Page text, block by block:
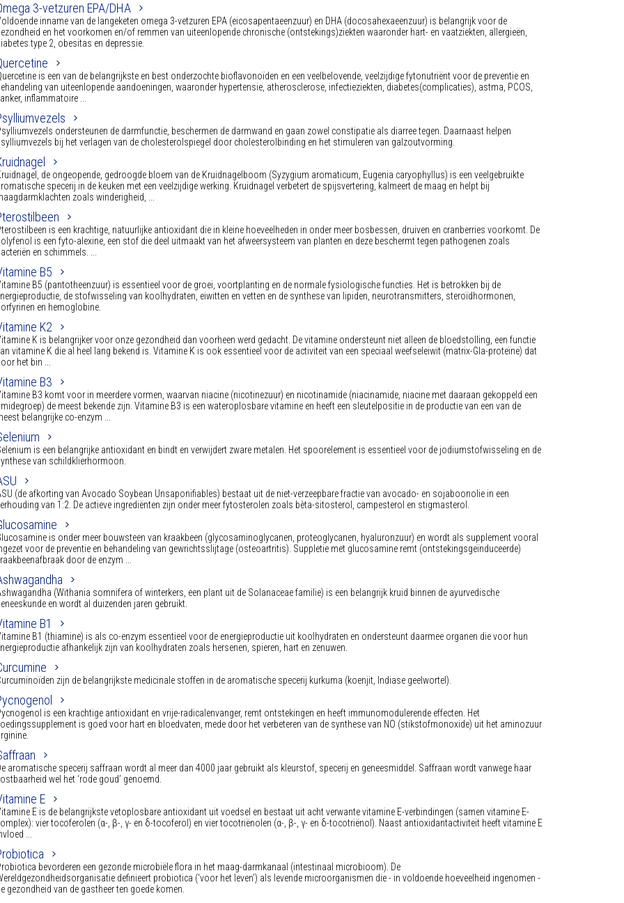
3-vetzuren EPA/DHA
inname van de langeketen omega 3-vetzuren EPA (eicosapentaeenzuur) en DHA (docosahexaeenzuur) is belangrijk voor de
en het voorkomen en/of remmen van uiteenlopende chronische (ontstekings)ziekten waaronder hart- en vaatziekten, allergieën,
type 2, obesitas en depressie.
is een van de belangrijkste en best onderzochte bioflavonoïden en een veelbelovende, veelzijdige fytonutriënt voor de preventie en
van uiteenlopende aandoeningen, waaronder hypertensie, atherosclerose, infectieziekten, diabetes(complicaties), astma, PCOS,
inflammatoire ...
ondersteunen de darmfunctie, beschermen de darmwand en gaan zowel constipatie als diarree tegen. Daarnaast helpen
bij het verlagen van de cholesterolspiegel door cholesterolbinding en het stimuleren van galzoutvorming.
de ongeopende, gedroogde bloem van de Kruidnagelboom (Syzygium aromaticum, Eugenia caryophyllus) is een veelgebruikte
specerij in de keuken met een veelzijdige werking. Kruidnagel verbetert de spijsvertering, kalmeert de maag en helpt bij
zoals winderigheid, ...
is een krachtige, natuurlijke antioxidant die in kleine hoeveelheden in onder meer bosbessen, druiven en cranberries voorkomt. De
is een fyto-alexine, een stof die deel uitmaakt van het afweersysteem van planten en deze beschermt tegen pathogenen zoals
en schimmels. ...
B5
B5 (pantotheenzuur) is essentieel voor de groei, voortplanting en de normale fysiologische functies. Het is betrokken bij de
de stofwisseling van koolhydraten, eiwitten en vetten en de synthese van lipiden, neurotransmitters, steroïdhormonen,
en hemoglobine.
K2
K is belangrijker voor onze gezondheid dan voorheen werd gedacht. De vitamine ondersteunt niet alleen de bloedstolling, een functie
vitamine K die al heel lang bekend is. Vitamine K is ook essentieel voor de activiteit van een speciaal weefseleiwit (matrix-Gla-proteïne) dat
het bin ...
B3
B3 komt voor in meerdere vormen, waarvan niacine (nicotinezuur) en nicotinamide (niacinamide, niacine met daaraan gekoppeld een
de meest bekende zijn. Vitamine B3 is een wateroplosbare vitamine en heeft een sleutelpositie in de productie van een van de
belangrijke co-enzym ...
is een belangrijke antioxidant en bindt en verwijdert zware metalen. Het spoorelement is essentieel voor de jodiumstofwisseling en de
van schildklierhormoon.
(de afkorting van Avocado Soybean Unsaponifiables) bestaat uit de niet-verzeepbare fractie van avocado- en sojaboonolie in een
van 1:2. De actieve ingrediënten zijn onder meer fytosterolen zoals bèta-sitosterol, campesterol en stigmasterol.
is onder meer bouwsteen van kraakbeen (glycosaminoglycanen, proteoglycanen, hyaluronzuur) en wordt als supplement vooral
voor de preventie en behandeling van gewrichtsslijtage (osteoartritis). Suppletie met glucosamine remt (ontstekingsgeïnduceerde)
door de enzym ...
(Withania somnifera of winterkers, een plant uit de Solanaceae familie) is een belangrijk kruid binnen de ayurvedische
en wordt al duizenden jaren gebruikt.
B1
B1 (thiamine) is als co-enzym essentieel voor de energieproductie uit koolhydraten en ondersteunt daarmee organen die voor hun
afhankelijk zijn van koolhydraten zoals hersenen, spieren, hart en zenuwen.
zijn de belangrijkste medicinale stoffen in de aromatische specerij kurkuma (koenjit, Indiase geelwortel).
is een krachtige antioxidant en vrije-radicalenvanger, remt ontstekingen en heeft immunomodulerende effecten. Het
is goed voor hart en bloedvaten, mede door het verbeteren van de synthese van NO (stikstofmonoxide) uit het aminozuur
aromatische specerij saffraan wordt al meer dan 4000 jaar gebruikt als kleurstof, specerij en geneesmiddel. Saffraan wordt vanwege haar
wel het ‘rode goud’ genoemd.
E
E is de belangrijkste vetoplosbare antioxidant uit voedsel en bestaat uit acht verwante vitamine E-verbindingen (samen vitamine E-
vier tocoferolen (α-, β-, γ- en δ-tocoferol) en vier tocotriënolen (α-, β-, γ- en δ-tocotriënol). Naast antioxidantactiviteit heeft vitamine E
...
bevorderen een gezonde microbiële flora in het maag-darmkanaal (intestinaal microbioom). De
definieert probiotica (‘voor het leven’) als levende microorganismen die - in voldoende hoeveelheid ingenomen -
gezondheid van de gastheer ten goede komen.